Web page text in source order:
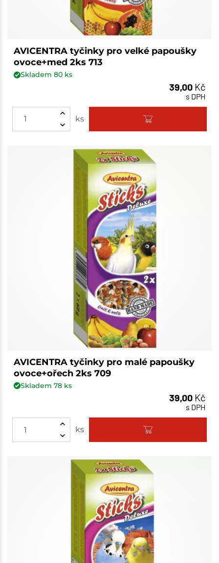
AVICENTRA tyčinky pro velké papoušky
ovoce+med 2ks 713
Skladem 80ks
39,00 Kč
s DPH
ks
AVICENTRA tyčinky pro malé papoušky
ovoce+ořech 2ks 709
Skladem 78ks
39,00 Kč
s DPH
ks